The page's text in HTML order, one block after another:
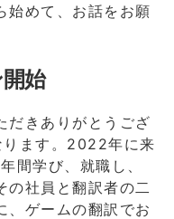
始めて、お話をお願
始
だきありがとうござ
ます。2022年に来
間学び、就職し、
の社員と翻訳者の二
、ゲームの翻訳でお